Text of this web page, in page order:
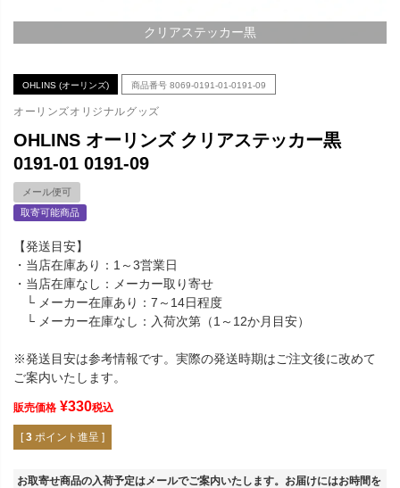
クリアステッカー黒
OHLINS (オーリンズ) 商品番号 8069-0191-01-0191-09
オーリンズオリジナルグッズ
OHLINS オーリンズ クリアステッカー黒
0191-01 0191-09
メール便可
取寄可能商品
【発送目安】
・当店在庫あり：1～3営業日
・当店在庫なし：メーカー取り寄せ
└ メーカー在庫あり：7～14日程度
└ メーカー在庫なし：入荷次第（1～12か月目安）
※発送目安は参考情報です。実際の発送時期はご注文後に改めて
ご案内いたします。
販売価格 ¥330税込
[ 3 ポイント進呈 ]
お取寄せ商品の入荷予定はメールでご案内いたします。お届けにはお時間を